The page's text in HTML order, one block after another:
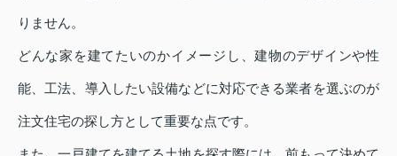
りません。
どんな家を建てたいのかイメージし、建物のデザインや性
能、工法、導入したい設備などに対応できる業者を選ぶのが
注文住宅の探し方として重要な点です。